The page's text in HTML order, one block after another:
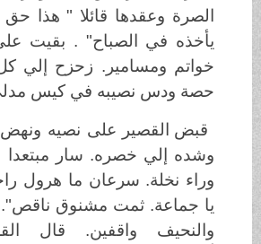
الصرة وعقدها قائلا " هذا حق
يأخذه في الصباح" . بقيت على
خواتم ومسامير. زحزح إلي كل
حصة ودس نصيبه في كيس مدلى
قبض القصير على نصيه ونهض.
وشده إلي خصره. سار مبتعدا
وراء نخلة. سرعان ما هرول
يا جماعة. ثمت مشنوق
والنحيف واقفين. قال